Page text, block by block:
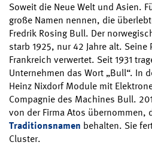
Soweit die Neue Welt und Asien.
große Namen nennen, die
Fredrik Rosing Bull. Der
starb 1925, nur 42 Jahre alt. Seine
Frankreich verwertet. Seit 1931
Unternehmen das Wort „Bull“. In
Heinz Nixdorf Module mit
Compagnie des Machines Bull.
von der Firma Atos übernommen,
Traditionsnamen behalten. Sie
Cluster.